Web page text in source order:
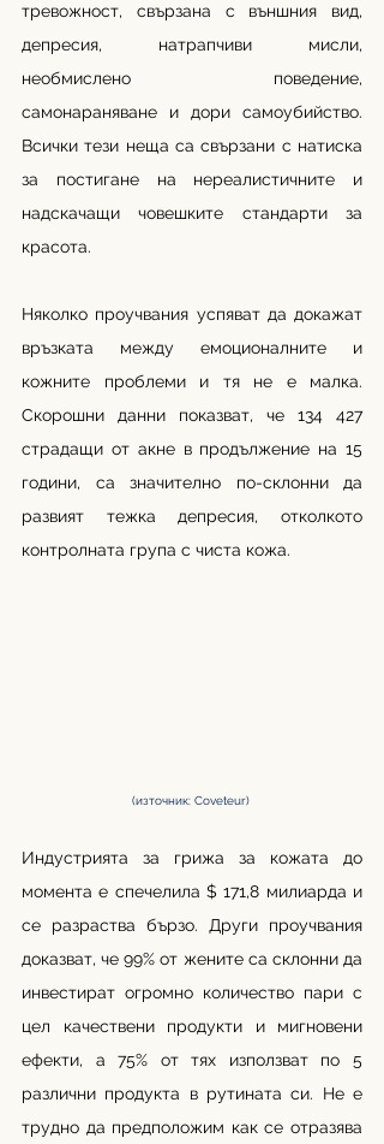
тревожност, свързана с външния вид,
депресия, натрапчиви мисли,
необмислено поведение,
самонараняване и дори самоубийство.
Всички тези неща са свързани с натиска
за постигане на нереалистичните и
надскачащи човешките стандарти за
красота.
Няколко проучвания успяват да докажат
връзката между емоционалните и
кожните проблеми и тя не е малка.
Скорошни данни показват, че 134 427
страдащи от акне в продължение на 15
години, са значително по-склонни да
развият тежка депресия, отколкото
контролната група с чиста кожа.
(източник: Coveteur)
Индустрията за грижа за кожата до
момента е спечелила $ 171,8 милиарда и
се разраства бързо. Други проучвания
доказват, че 99% от жените са склонни да
инвестират огромно количество пари с
цел качествени продукти и мигновени
ефекти, а 75% от тях използват по 5
различни продукта в рутината си. Не е
трудно да предположим как се отразява